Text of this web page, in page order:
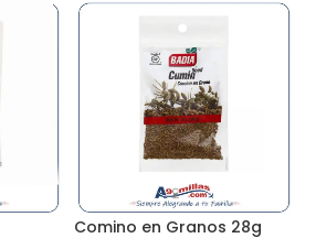
de
Comino en Granos 28g